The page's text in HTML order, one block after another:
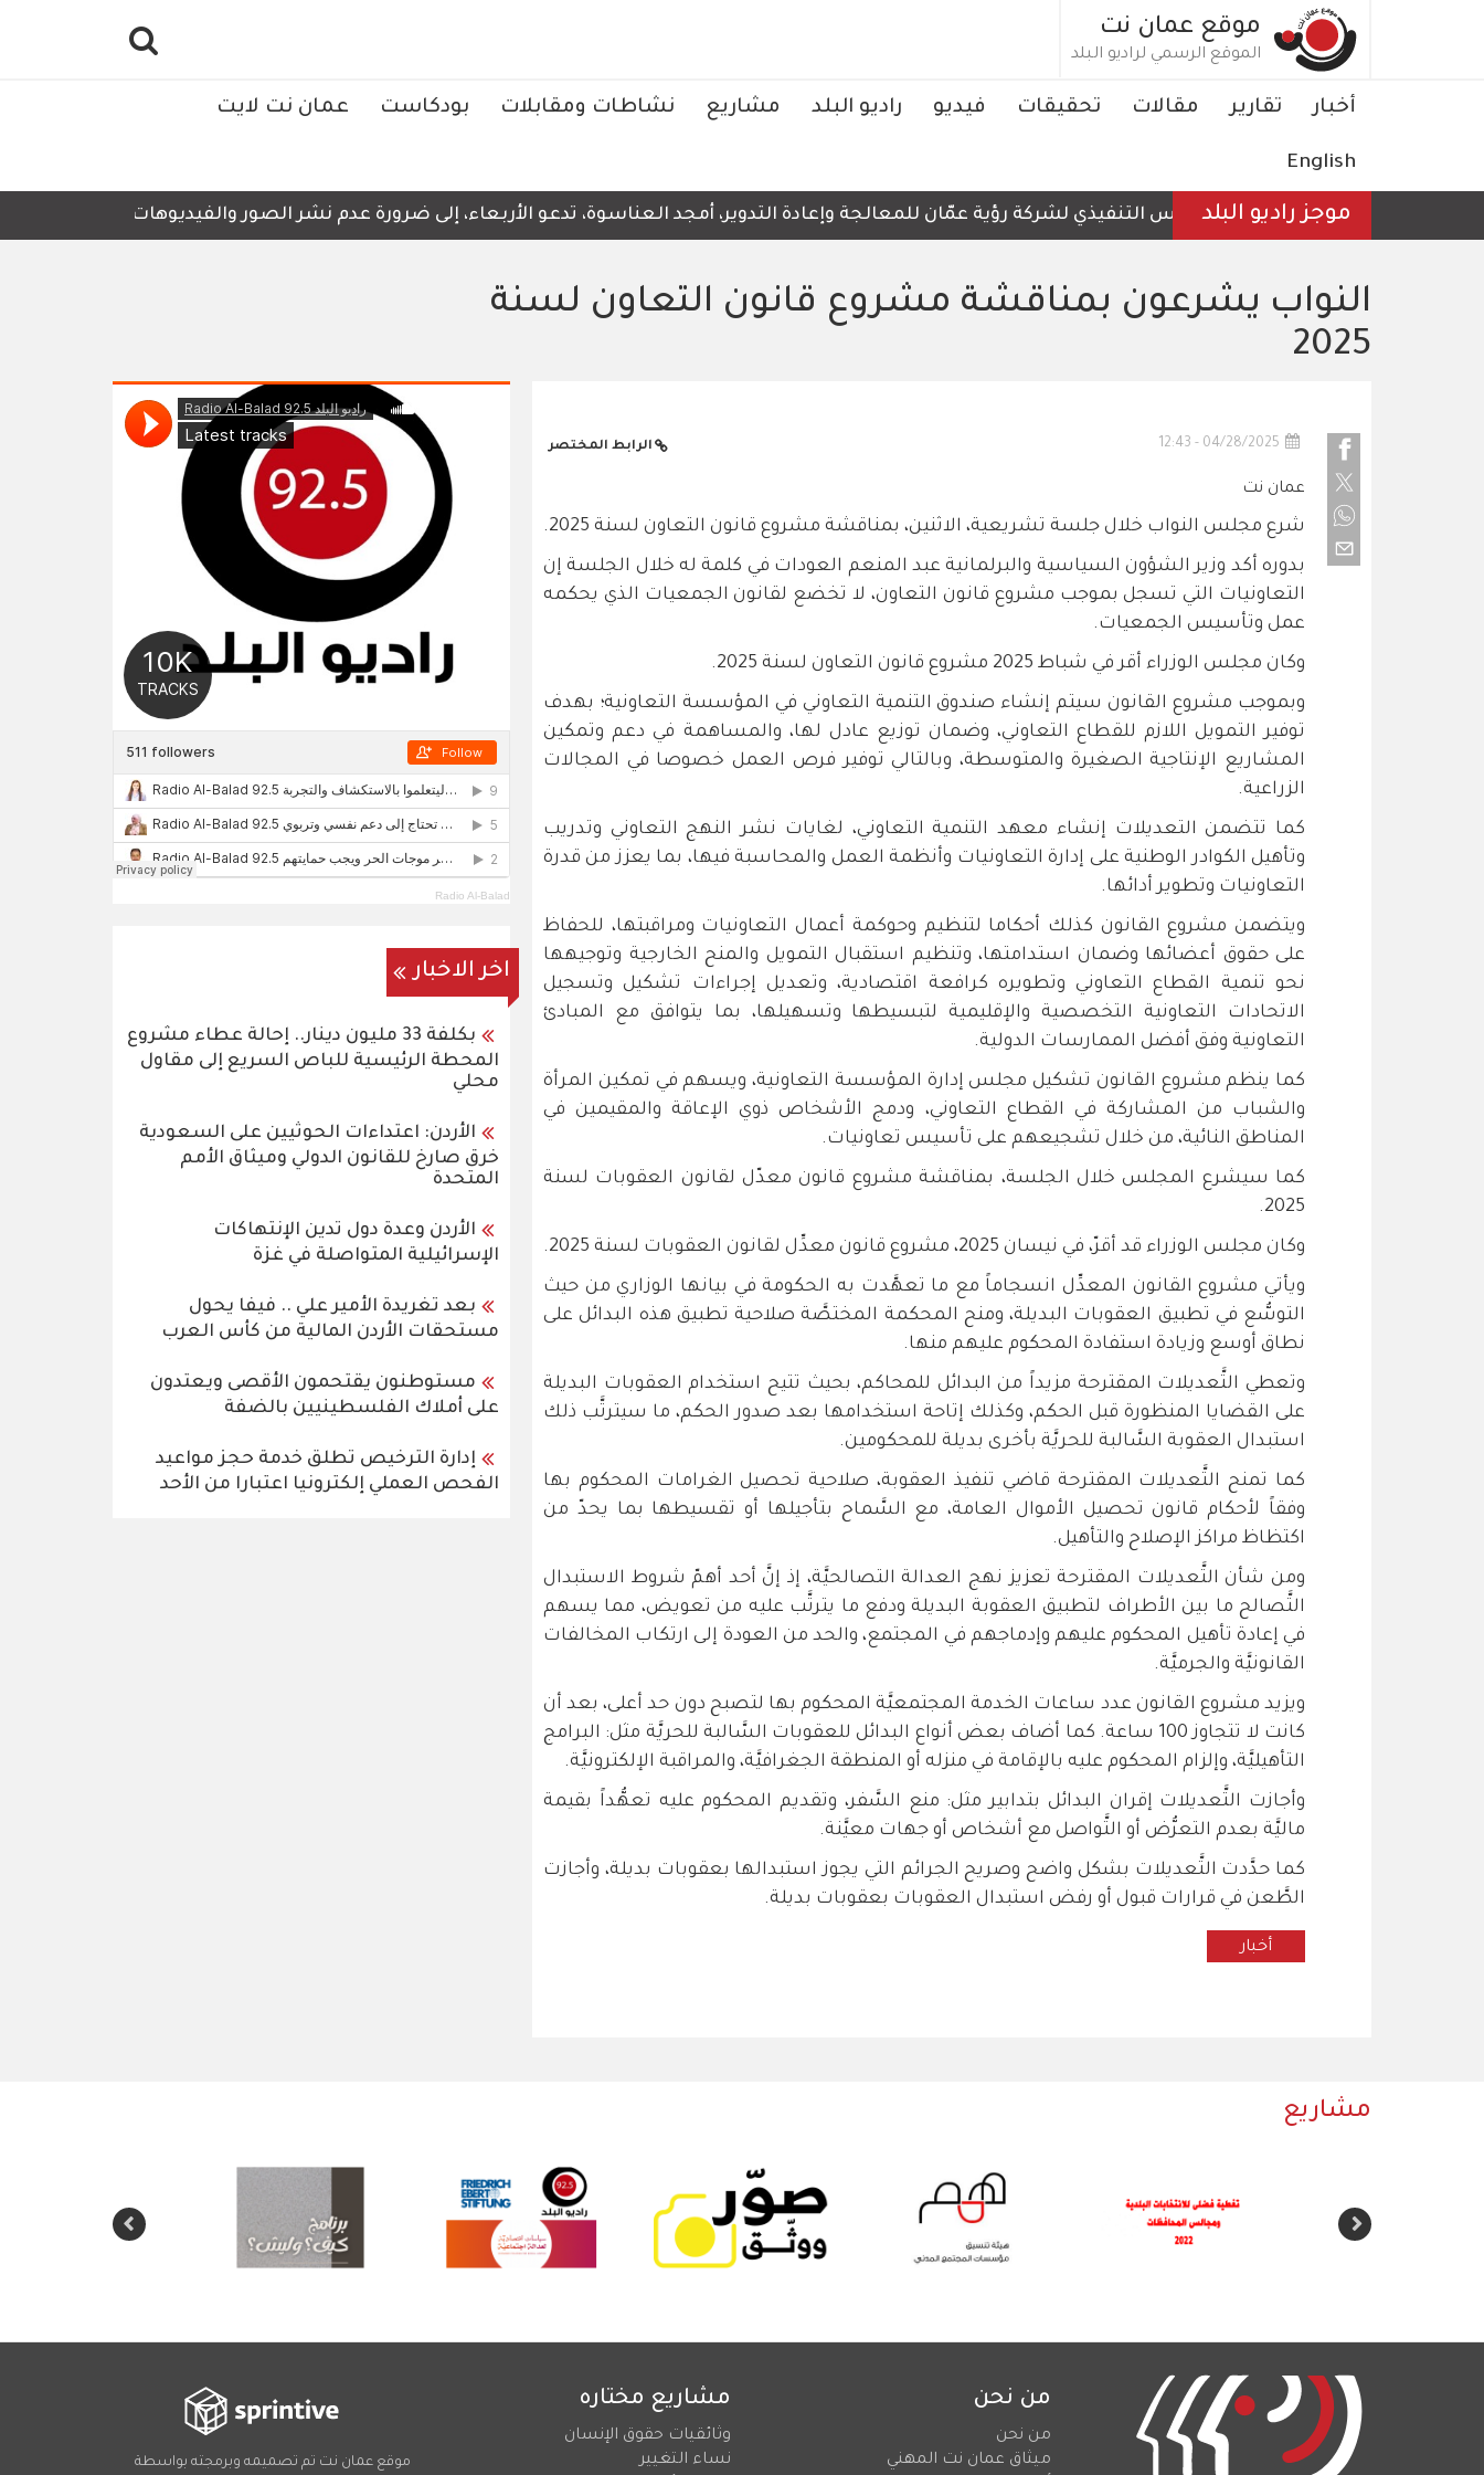
موقع عمان نت
الموقع الرسمي لراديو البلد
Main
أخبار تقارير مقالات تحقيقات فيديو راديو البلد مشاريع نشاطات ومقابلات بودكاست عمان نت لايت
English
موجز راديو البلدالرئيس التنفيذي لشركة رؤية عمّان للمعالجة وإعادة التدوير، أمجد العناسوة، تدعو الأربعاء، إلى ضرورة عدم نشر الصور والفيديوهات التي لا تحتوي
النواب يشرعون بمناقشة مشروع قانون التعاون لسنة
2025
04/28/2025 - 12:43 الرابط المختصر
عمان نت
شرع مجلس النواب خلال جلسة تشريعية، الاثنين، بمناقشة مشروع قانون التعاون لسنة 2025.
بدوره أكد وزير الشؤون السياسية والبرلمانية عبد المنعم العودات في كلمة له خلال الجلسة إن
التعاونيات التي تسجل بموجب مشروع قانون التعاون، لا تخضع لقانون الجمعيات الذي يحكمه
عمل وتأسيس الجمعيات.
وكان مجلس الوزراء أقر في شباط 2025 مشروع قانون التعاون لسنة 2025.
وبموجب مشروع القانون سيتم إنشاء صندوق التنمية التعاوني في المؤسسة التعاونية؛ بهدف
توفير التمويل اللازم للقطاع التعاوني، وضمان توزيع عادل لها، والمساهمة في دعم وتمكين
المشاريع الإنتاجية الصغيرة والمتوسطة، وبالتالي توفير فرص العمل خصوصا في المجالات
الزراعية.
كما تتضمن التعديلات إنشاء معهد التنمية التعاوني، لغايات نشر النهج التعاوني وتدريب
وتأهيل الكوادر الوطنية على إدارة التعاونيات وأنظمة العمل والمحاسبة فيها، بما يعزز من قدرة
التعاونيات وتطوير أدائها.
ويتضمن مشروع القانون كذلك أحكاما لتنظيم وحوكمة أعمال التعاونيات ومراقبتها، للحفاظ
على حقوق أعضائها وضمان استدامتها، وتنظيم استقبال التمويل والمنح الخارجية وتوجيهها
نحو تنمية القطاع التعاوني وتطويره كرافعة اقتصادية، وتعديل إجراءات تشكيل وتسجيل
الاتحادات التعاونية التخصصية والإقليمية لتبسيطها وتسهيلها، بما يتوافق مع المبادئ
التعاونية وفق أفضل الممارسات الدولية.
كما ينظم مشروع القانون تشكيل مجلس إدارة المؤسسة التعاونية، ويسهم في تمكين المرأة
والشباب من المشاركة في القطاع التعاوني، ودمج الأشخاص ذوي الإعاقة والمقيمين في
المناطق النائية، من خلال تشجيعهم على تأسيس تعاونيات.
كما سيشرع المجلس خلال الجلسة، بمناقشة مشروع قانون معدّل لقانون العقوبات لسنة
2025.
وكان مجلس الوزراء قد أقرّ، في نيسان 2025، مشروع قانون معدِّل لقانون العقوبات لسنة 2025.
ويأتي مشروع القانون المعدِّل انسجاماً مع ما تعهَّدت به الحكومة في بيانها الوزاري من حيث
التوسُّع في تطبيق العقوبات البديلة، ومنح المحكمة المختصَّة صلاحية تطبيق هذه البدائل على
نطاق أوسع وزيادة استفادة المحكوم عليهم منها.
وتعطي التَّعديلات المقترحة مزيداً من البدائل للمحاكم، بحيث تتيح استخدام العقوبات البديلة
على القضايا المنظورة قبل الحكم، وكذلك إتاحة استخدامها بعد صدور الحكم، ما سيترتَّب ذلك
استبدال العقوبة السَّالبة للحريَّة بأخرى بديلة للمحكومين.
كما تمنح التَّعديلات المقترحة قاضي تنفيذ العقوبة، صلاحية تحصيل الغرامات المحكوم بها
وفقاً لأحكام قانون تحصيل الأموال العامة، مع السَّماح بتأجيلها أو تقسيطها بما يحدّ من
اكتظاظ مراكز الإصلاح والتأهيل.
ومن شأن التَّعديلات المقترحة تعزيز نهج العدالة التصالحيَّة، إذ إنَّ أحد أهمّ شروط الاستبدال
التَّصالح ما بين الأطراف لتطبيق العقوبة البديلة ودفع ما يترتَّب عليه من تعويض، مما يسهم
في إعادة تأهيل المحكوم عليهم وإدماجهم في المجتمع، والحد من العودة إلى ارتكاب المخالفات
القانونيَّة والجرميَّة.
ويزيد مشروع القانون عدد ساعات الخدمة المجتمعيَّة المحكوم بها لتصبح دون حد أعلى، بعد أن
كانت لا تتجاوز 100 ساعة. كما أضاف بعض أنواع البدائل للعقوبات السَّالبة للحريَّة مثل: البرامج
التأهيليَّة، وإلزام المحكوم عليه بالإقامة في منزله أو المنطقة الجغرافيَّة، والمراقبة الإلكترونيَّة.
وأجازت التَّعديلات إقران البدائل بتدابير مثل: منع السَّفر، وتقديم المحكوم عليه تعهُّداً بقيمة
ماليَّة بعدم التعرُّض أو التَّواصل مع أشخاص أو جهات معيَّنة.
كما حدَّدت التَّعديلات بشكل واضح وصريح الجرائم التي يجوز استبدالها بعقوبات بديلة، وأجازت
الطَّعن في قرارات قبول أو رفض استبدال العقوبات بعقوبات بديلة.
أخبار
Radio Al-Balad
اخر الاخبار
بكلفة 33 مليون دينار.. إحالة عطاء مشروع
المحطة الرئيسية للباص السريع إلى مقاول
محلي
الأردن: اعتداءات الحوثيين على السعودية
خرق صارخ للقانون الدولي وميثاق الأمم
المتحدة
الأردن وعدة دول تدين الإنتهاكات
الإسرائيلية المتواصلة في غزة
بعد تغريدة الأمير علي .. فيفا يحول
مستحقات الأردن المالية من كأس العرب
مستوطنون يقتحمون الأقصى ويعتدون
على أملاك الفلسطينيين بالضفة
إدارة الترخيص تطلق خدمة حجز مواعيد
الفحص العملي إلكترونيا اعتبارا من الأحد
مشاريع
من نحن
من نحن
ميثاق عمان نت المهني
مشاريع مختاره
وثائقيات حقوق الإنسان
نساء التغيير
موقع عمان نت تم تصميمه وبرمجته بواسطة